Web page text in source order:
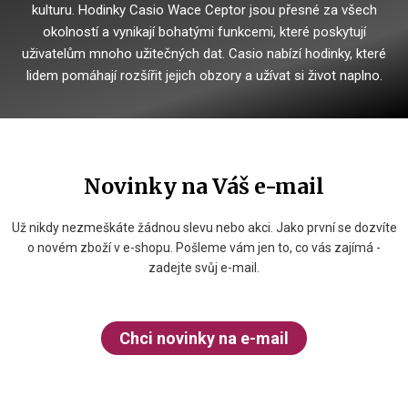
kulturu. Hodinky Casio Wace Ceptor jsou přesné za všech
okolností a vynikají bohatými funkcemi, které poskytují
uživatelům mnoho užitečných dat. Casio nabízí hodinky, které
lidem pomáhají rozšířit jejich obzory a užívat si život naplno.
Novinky na Váš e-mail
Už nikdy nezmeškáte žádnou slevu nebo akci. Jako první se dozvíte
o novém zboží v e-shopu. Pošleme vám jen to, co vás zajímá -
zadejte svůj e-mail.
Chci novinky na e-mail